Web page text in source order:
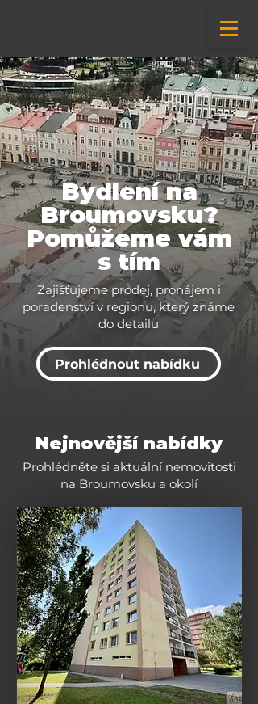
Bydlení na
Broumovsku?
Pomůžeme vám
s tím
Zajišťujeme prodej, pronájem i
poradenství v regionu, který známe
do detailu
Prohlédnout nabídku
Nejnovější nabídky
Prohlédněte si aktuální nemovitosti
na Broumovsku a okolí
Byty